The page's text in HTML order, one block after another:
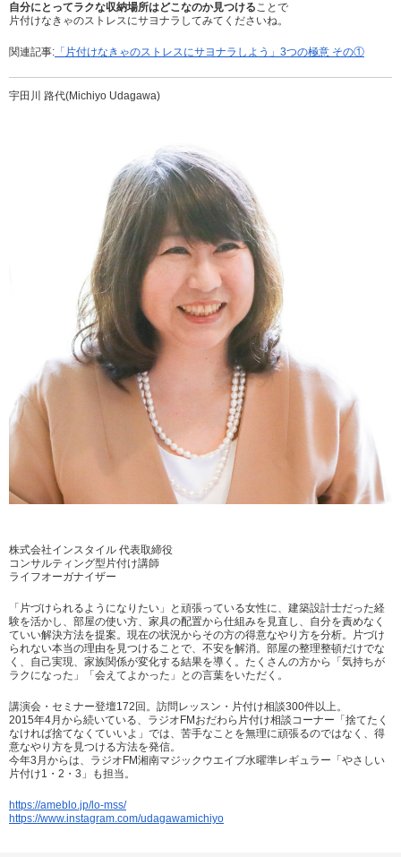
自分にとってラクな収納場所はどこなのか見つけることで
片付けなきゃのストレスにサヨナラしてみてくださいね。
関連記事: 「片付けなきゃのストレスにサヨナラしよう」3つの極意 その①
宇田川 路代(Michiyo Udagawa)
株式会社インスタイル 代表取締役
コンサルティング型片付け講師
ライフオーガナイザー
「片づけられるようになりたい」と頑張っている女性に、建築設計士だった経
験を活かし、部屋の使い方、家具の配置から仕組みを見直し、自分を責めなく
ていい解決方法を提案。現在の状況からその方の得意なやり方を分析。片づけ
られない本当の理由を見つけることで、不安を解消。部屋の整理整頓だけでな
く、自己実現、家族関係が変化する結果を導く。たくさんの方から「気持ちが
ラクになった」「会えてよかった」との言葉をいただく。
講演会・セミナー登壇172回。訪問レッスン・片付け相談300件以上。
2015年4月から続いている、ラジオFMおだわら片付け相談コーナー「捨てたく
なければ捨てなくていいよ」では、苦手なことを無理に頑張るのではなく、得
意なやり方を見つける方法を発信。
今年3月からは、ラジオFM湘南マジックウエイブ水曜準レギュラー「やさしい
片付け1・2・3」も担当。
https://ameblo.jp/lo-mss/
https://www.instagram.com/udagawamichiyo